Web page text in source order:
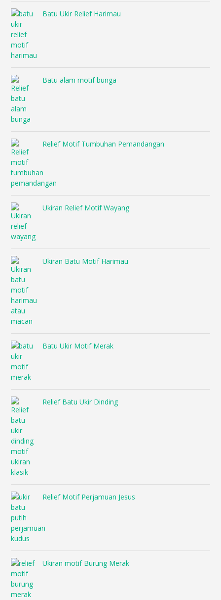
Batu Ukir Relief Harimau
Batu alam motif bunga
Relief Motif Tumbuhan Pemandangan
Ukiran Relief Motif Wayang
Ukiran Batu Motif Harimau
Batu Ukir Motif Merak
Relief Batu Ukir Dinding
Relief Motif Perjamuan Jesus
Ukiran motif Burung Merak